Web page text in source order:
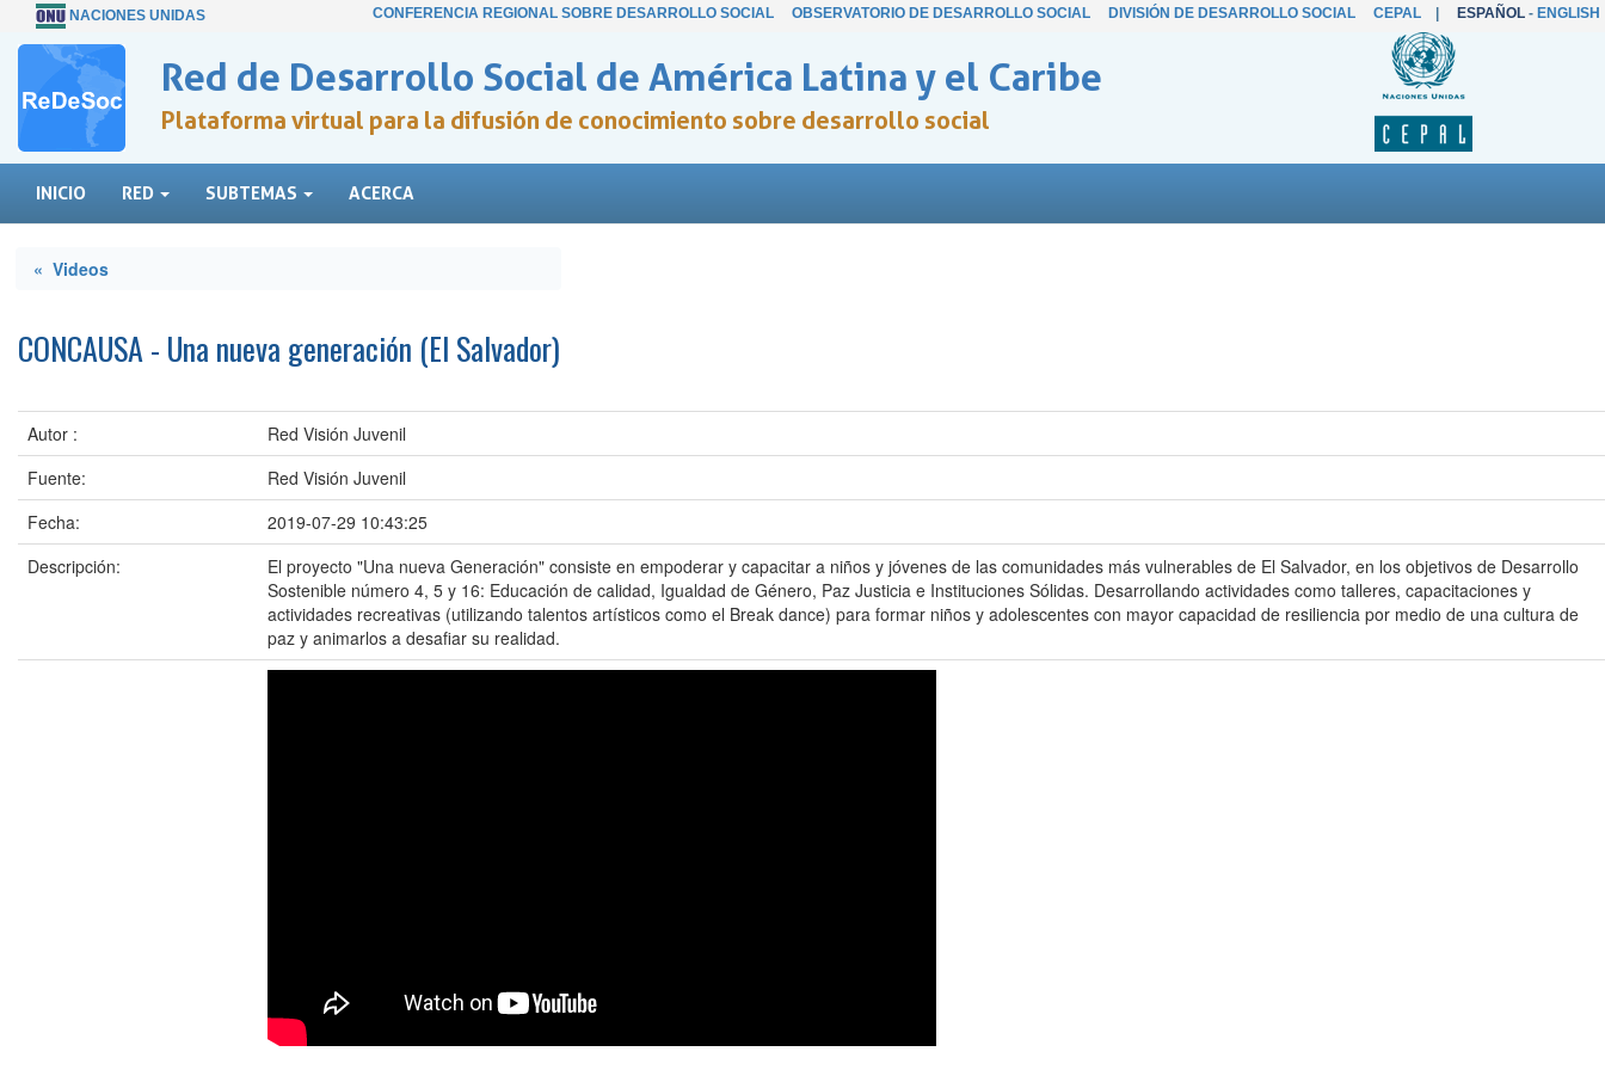
NACIONES UNIDAS CONFERENCIA REGIONAL SOBRE DESARROLLO SOCIAL OBSERVATORIO DE DESARROLLO SOCIAL DIVISIÓN DE DESARROLLO SOCIAL CEPAL| ESPAÑOL- ENGLISH
Red de Desarrollo Social de América Latina y el Caribe
Plataforma virtual para la difusión de conocimiento sobre desarrollo social
INICIO RED SUBTEMAS ACERCA
« Videos
CONCAUSA - Una nueva generación (El Salvador)
Autor :
Red Visión Juvenil
Fuente:
Red Visión Juvenil
Fecha:
2019-07-29 10:43:25
Descripción:
El proyecto "Una nueva Generación" consiste en empoderar y capacitar a niños y jóvenes de las comunidades más vulnerables de El Salvador, en los objetivos de Desarrollo
Sostenible número 4, 5 y 16: Educación de calidad, Igualdad de Género, Paz Justicia e Instituciones Sólidas. Desarrollando actividades como talleres, capacitaciones y
actividades recreativas (utilizando talentos artísticos como el Break dance) para formar niños y adolescentes con mayor capacidad de resiliencia por medio de una cultura de
paz y animarlos a desafiar su realidad.